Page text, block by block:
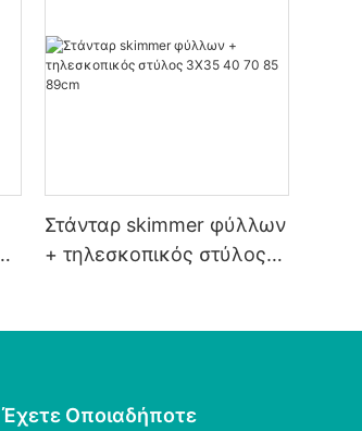
Στάνταρ skimmer φύλλων
+ τηλεσκοπικός στύλος
Οποιαδήποτε